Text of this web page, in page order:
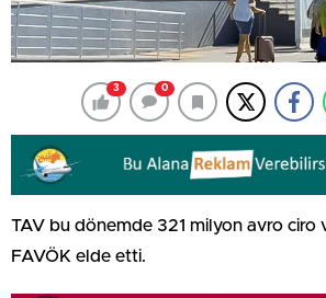
3 0
TAV bu dönemde 321 milyon avro ciro
FAVÖK elde etti.